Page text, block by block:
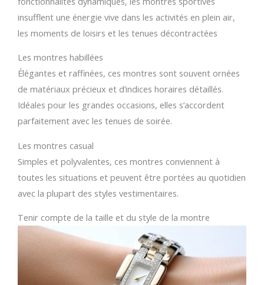
insufflent une énergie vive dans les activités en plein air,
les moments de loisirs et les tenues décontractées
Les montres habillées
Élégantes et raffinées, ces montres sont souvent ornées
de matériaux précieux et d’indices horaires détaillés.
Idéales pour les grandes occasions, elles s’accordent
parfaitement avec les tenues de soirée.
Les montres casual
Simples et polyvalentes, ces montres conviennent à
toutes les situations et peuvent être portées au quotidien
avec la plupart des styles vestimentaires.
Tenir compte de la taille et du style de la montre